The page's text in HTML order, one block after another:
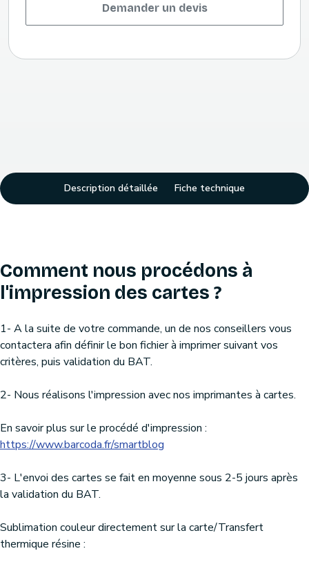
Demander un devis
Description détaillée Fiche technique
Comment nous procédons à
l'impression des cartes ?
1- A la suite de votre commande, un de nos conseillers vous
contactera afin définir le bon fichier à imprimer suivant vos
critères, puis validation du BAT.
2- Nous réalisons l'impression avec nos imprimantes à cartes.
En savoir plus sur le procédé d'impression :
https://www.barcoda.fr/smartblog
3- L'envoi des cartes se fait en moyenne sous 2-5 jours après
la validation du BAT.
Sublimation couleur directement sur la carte/Transfert
thermique résine :